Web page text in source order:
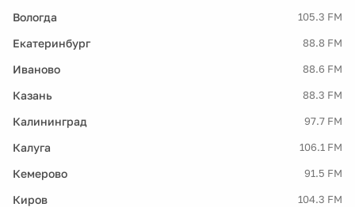
Вологда 105.3 FM
Екатеринбург 88.8 FM
Иваново 88.6 FM
Казань 88.3 FM
Калининград 97.7 FM
Калуга 106.1 FM
Кемерово 91.5 FM
Киров 104.3 FM